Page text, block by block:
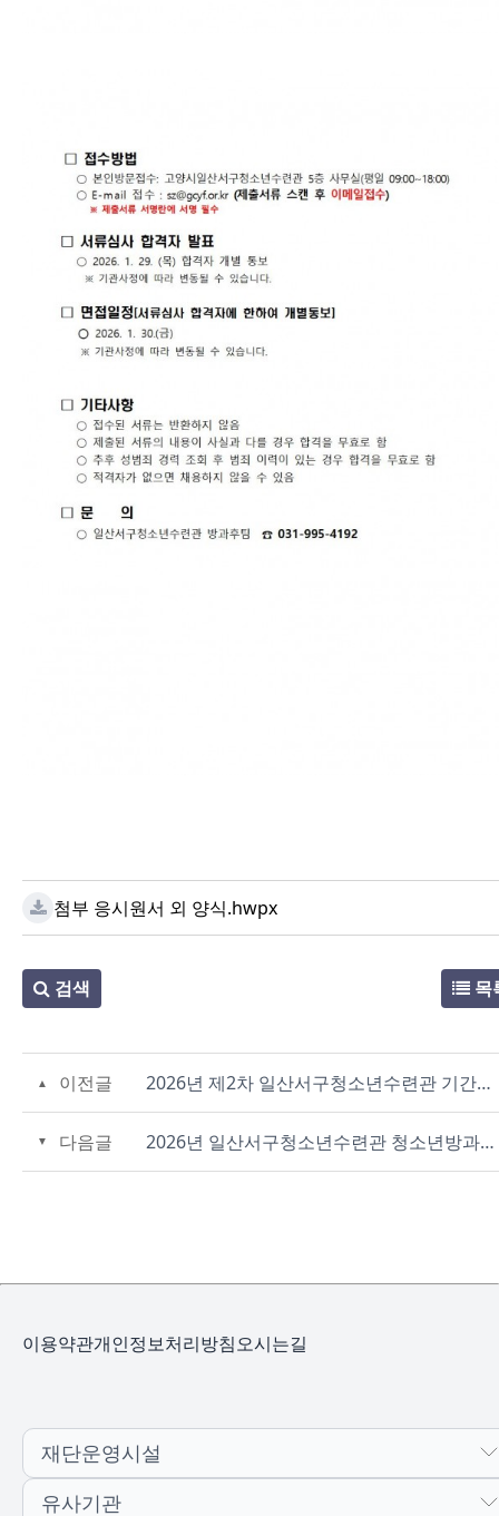
첨부 응시원서 외 양식.hwpx
검색 목
이전글 2026년 제2차 일산서구청소년수련관 기간제근로자(배치지도사) 공개채용 공고
다음글 2026년 일산서구청소년수련관 청소년방과후아카데미 강사 모집(3차 재공고)
이용약관개인정보처리방침오시는길
재단운영시설
유사기관